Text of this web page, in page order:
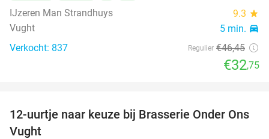
IJzeren Man Strandhuys
9.3 star
Vught 5 min. directions_car
Verkocht: 837 Regulier €46,45
€32,75
31%
12-uurtje naar keuze bij Brasserie Onder Ons
Vught